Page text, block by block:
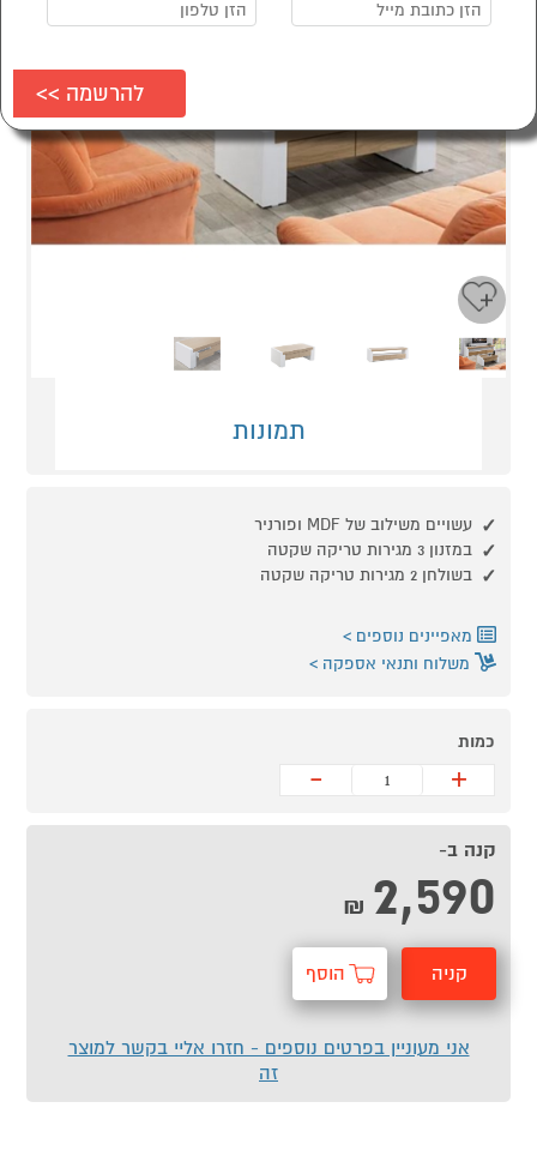
תמונות
עשויים משילוב של MDF ופורניר
במזנון 3 מגירות טריקה שקטה
בשולחן 2 מגירות טריקה שקטה
מאפיינים נוספים
משלוח ותנאי אספקה
כמות
+
-
קנה ב-
2,590
₪
קניה הוסף
אני מעוניין בפרטים נוספים - חזרו אליי בקשר למוצר
זה